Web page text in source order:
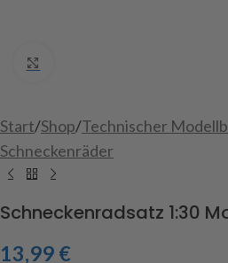
Start/Shop/Technischer
Schneckenräder
Schneckenradsatz 1:30
13,99 €